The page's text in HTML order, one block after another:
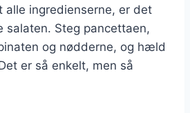
alle ingredienserne, er det
salaten. Steg pancettaen,
og nødderne, og hæld
er så enkelt, men så